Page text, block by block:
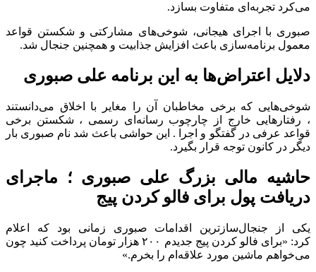
می‌کرد تجربه‌ای متفاوت بسازد.
صبوری با اجرای هیجانی، شوخی‌های مشارکتی و شکستن قواعد
معمول برنامه‌سازی باعث افزایش جذابیت و همچنین جنجال شد.
دلایل اعتراض‌ها به این برنامه علی صبوری
شوخی‌هایی که برخی مخاطبان آن را مغایر با اخلاق می‌دانستند
، رفتارهایی خارج از چارچوب رسانه‌ای رسمی ، شکستن برخی
قواعد عرفی در گفتگو و اجرا . این حواشی باعث شد نام صبوری بار
دیگر در کانون توجه قرار بگیرد.
حاشیه مالی بزرگ علی صبوری ؛ ماجرای
دریافت پول برای فالو کردن پیج
یکی از جنجال‌سازترین اقدامات صبوری زمانی بود که اعلام
کرد: «برای فالو کردن پیج جدیدم ۲۰۰ هزار تومان پرداخت کنید چون
می‌خواهم ماشین مورد علاقه‌ام را بخرم.»